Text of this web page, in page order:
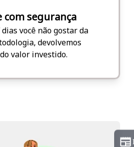
com segurança
dias você não gostar da
devolvemos
valor investido.